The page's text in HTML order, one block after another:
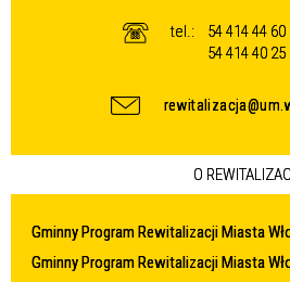
tel.:
54 414 44 60
54 414 40 25
O
Gminny Program Rewitalizacji Miasta
Gminny Program Rewitalizacji Miasta